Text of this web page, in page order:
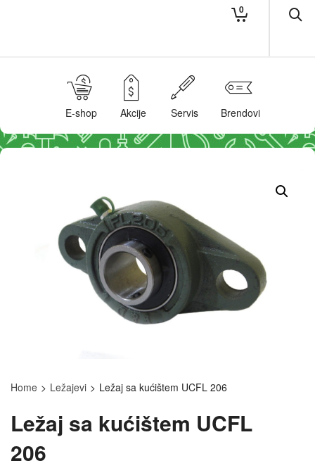
0
E-shop Akcije Servis Brendovi
Home > Ležajevi > Ležaj sa kućištem UCFL 206
Ležaj sa kućištem UCFL
206